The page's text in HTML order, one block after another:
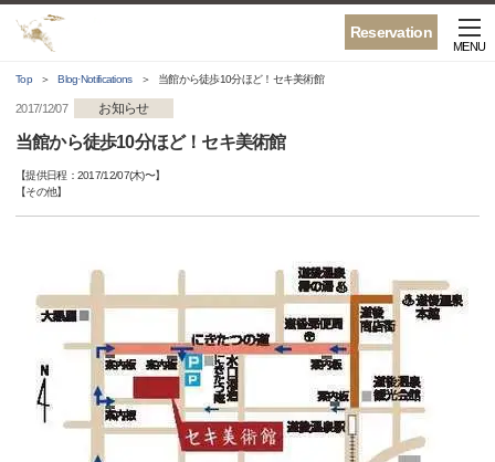
Reservation
MENU
Top Blog·Notifications 当館から徒歩10分ほど！セキ美術館
2017/12/07 お知らせ
当館から徒歩10分ほど！セキ美術館
【提供日程： 2017/12/07(木)〜】
【その他】